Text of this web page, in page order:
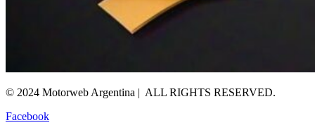
© 2024 Motorweb Argentina | ALL RIGHTS RESERVED.
Facebook